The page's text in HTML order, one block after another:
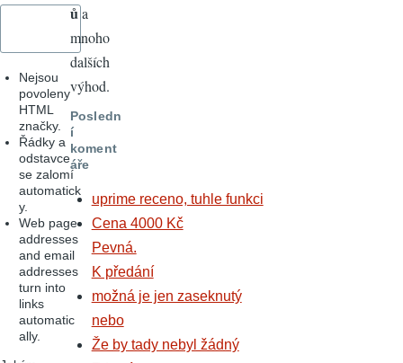
Nejsou
povoleny
HTML
značky.
Řádky a
odstavce
se zalomí
automatick
y.
Web page
addresses
and email
addresses
turn into
links
automatic
ally.
ůa
mnoho
dalších
výhod.
Posledn
í
koment
áře
uprime receno, tuhle funkci
Cena 4000 Kč
Pevná.
K předání
možná je jen zaseknutý
nebo
Že by tady nebyl žádný